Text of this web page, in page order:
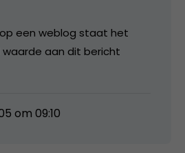
een weblog staat het
aan dit bericht
om 09:10